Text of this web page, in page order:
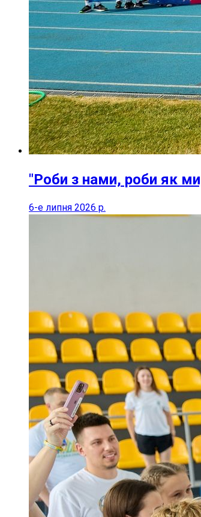
"Роби з нами, роби як
6-е липня 2026 р.